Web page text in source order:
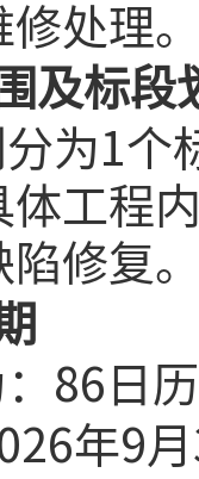
修处理
及标段
为1个
体工程
陷修复
86 日
年9月